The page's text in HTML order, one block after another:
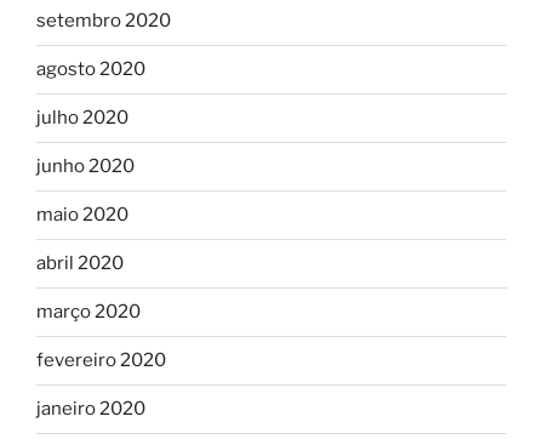
setembro 2020
agosto 2020
julho 2020
junho 2020
maio 2020
abril 2020
março 2020
fevereiro 2020
janeiro 2020